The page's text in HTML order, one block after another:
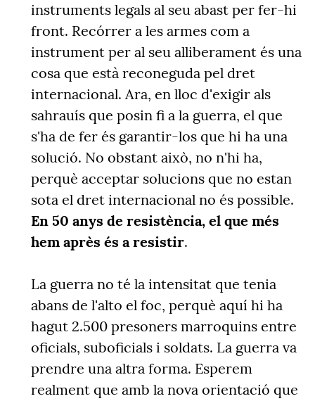
instruments legals al seu abast per fer-hi
front. Recórrer a les armes com a
instrument per al seu alliberament és una
cosa que està reconeguda pel dret
internacional. Ara, en lloc d'exigir als
sahrauís que posin fi a la guerra, el que
s'ha de fer és garantir-los que hi ha una
solució. No obstant això, no n'hi ha,
perquè acceptar solucions que no estan
sota el dret internacional no és possible.
En 50 anys de resistència, el que més
hem après és a resistir.
La guerra no té la intensitat que tenia
abans de l'alto el foc, perquè aquí hi ha
hagut 2.500 presoners marroquins entre
oficials, suboficials i soldats. La guerra va
prendre una altra forma. Esperem
realment que amb la nova orientació que